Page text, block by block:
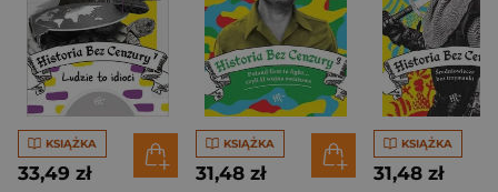
KSIĄŻKA
33,49 zł
KSIĄŻKA
31,48 zł
KSIĄŻKA
31,48 zł